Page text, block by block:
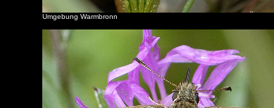
Umgebung Warmbronn